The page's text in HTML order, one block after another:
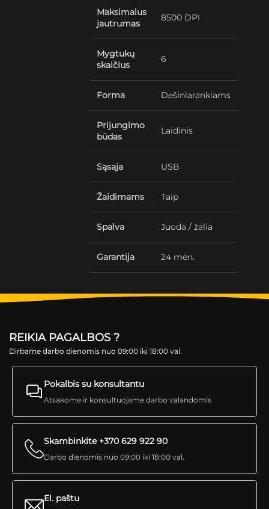
Maksimalus
jautrumas
8500 DPI
Mygtukų
skaičius
6
Forma Dešiniarankiams
Prijungimo
būdas
Laidinis
Sąsaja USB
Žaidimams Taip
Spalva Juoda / žalia
Garantija 24 mėn.
REIKIA PAGALBOS ?
Dirbame darbo dienomis nuo 09:00 iki 18:00 val.
Pokalbis su konsultantu
Atsakome ir konsultuojame darbo valandomis
Skambinkite +370 629 922 90
Darbo dienomis nuo 09:00 iki 18:00 val.
El. paštu